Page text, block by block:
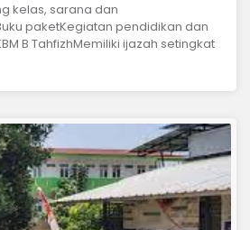
kelas, sarana dan
paketKegiatan pendidikan dan
B TahfizhMemiliki ijazah setingkat
membaca Al Qur’anWawancara
tua